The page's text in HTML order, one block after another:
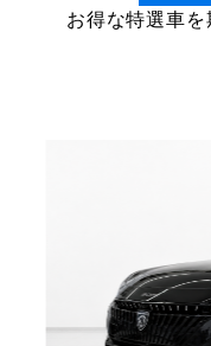
お得な特選車を